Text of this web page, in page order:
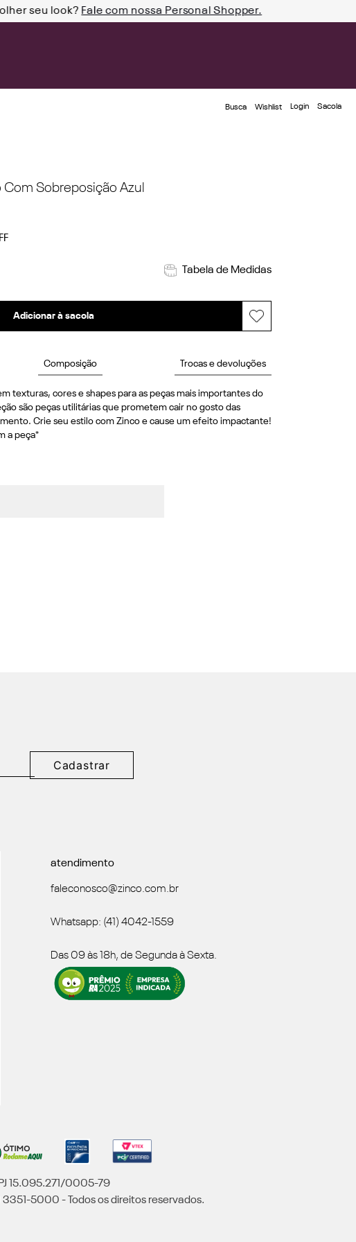
seu look? Fale com nossa Personal Shopper.
Busca Wishlist Login
Com Sobreposição Azul
Tabela de Medidas
Adicionar à sacola
Composição Trocas e devoluções
texturas, cores e shapes para as peças mais importantes do
são peças utilitárias que prometem cair no gosto das
Crie seu estilo com Zinco e cause um efeito impactante!
a peça*
Cadastrar
atendimento
faleconosco@zinco.com.br
Whatsapp: (41) 4042-1559
Das 09 às 18h, de Segunda à Sexta.
15.095.271/0005-79
5000 - Todos os direitos reservados.